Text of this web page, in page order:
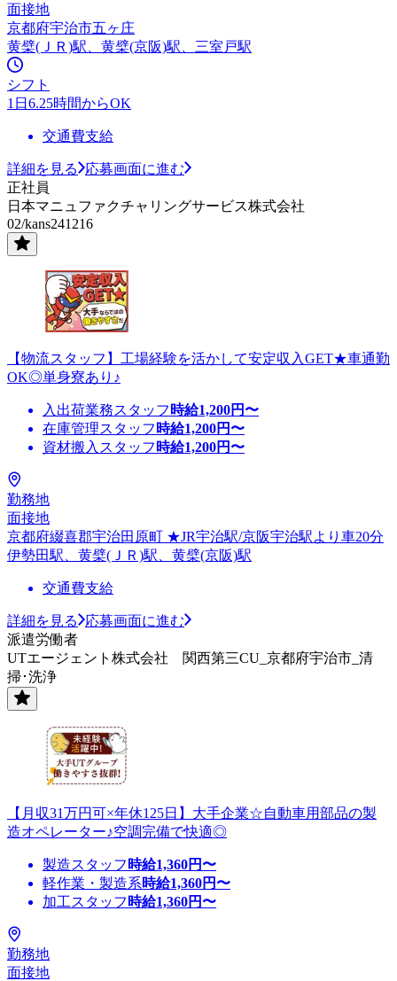
面接地
京都府宇治市五ヶ庄
黄檗(ＪＲ)駅、黄檗(京阪)駅、三室戸駅
シフト
1日6.25時間からOK
交通費支給
詳細を見る
応募画面に進む
正社員
日本マニュファクチャリングサービス株式会社
02/kans241216
【物流スタッフ】工場経験を活かして安定収入GET★車通勤
OK◎単身寮あり♪
入出荷業務スタッフ 時給1,200円〜
在庫管理スタッフ 時給1,200円〜
資材搬入スタッフ 時給1,200円〜
勤務地
面接地
京都府綴喜郡宇治田原町 ★JR宇治駅/京阪宇治駅より車20分
伊勢田駅、黄檗(ＪＲ)駅、黄檗(京阪)駅
交通費支給
詳細を見る
応募画面に進む
派遣労働者
UTエージェント株式会社 関西第三CU_京都府宇治市_清
掃･洗浄
【月収31万円可×年休125日】大手企業☆自動車用部品の製
造オペレーター♪空調完備で快適◎
製造スタッフ 時給1,360円〜
軽作業・製造系時給1,360円〜
加工スタッフ 時給1,360円〜
勤務地
面接地